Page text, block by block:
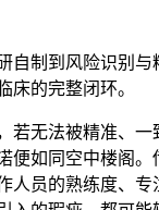
自制到风险识别
床的完整闭环。
若无法被精准、
便如同空中楼阁。
人员的熟练度、专